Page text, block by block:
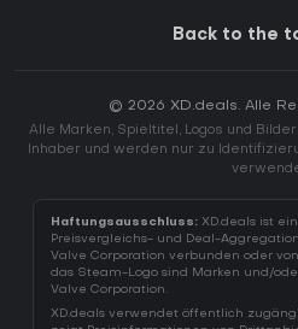
Back to the
© 2026 XD.deals. Alle
Alle Marken, Spieltitel, Logos und
Inhaber und werden nur zu
Haftungsausschluss: XD.deals ist
Preisvergleichs- und Deal-
Valve Corporation verbunden oder
das Steam-Logo sind Marken und/
Valve Corporation.
XD.deals verwendet öffentlich